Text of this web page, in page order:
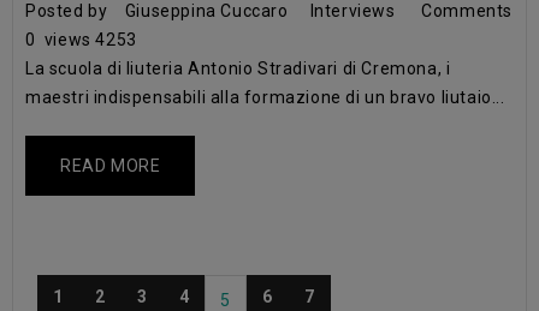
Posted by Giuseppina Cuccaro Interviews
Comments
0 views4253
La scuola di liuteria Antonio Stradivari di Cremona, i
maestri indispensabili alla formazione di un bravo liutaio...
READ MORE
1 2 3 4 5 6 7